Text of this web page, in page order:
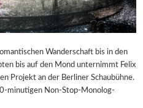
Wanderschaft bis in den
bis auf den Mond unternimmt Felix
Projekt an der Berliner Schaubühne.
minutigen Non-Stop-Monolog-